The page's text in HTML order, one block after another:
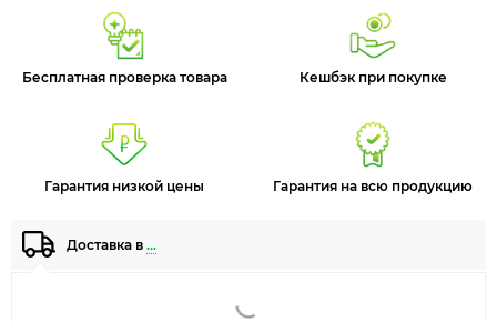
Бесплатная проверка товара Кешбэк при покупке
Гарантия низкой цены Гарантия на всю продукцию
Доставка в …